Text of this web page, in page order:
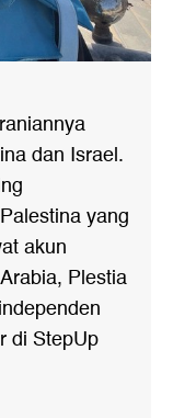
dan Israel.
yang
akun
Plestia
di StepUp